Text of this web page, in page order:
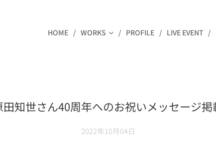
HOME WORKS PROFILE LIVE EVENT
田知世さん40周年へのお祝いメッセージ掲
2022年10月04日